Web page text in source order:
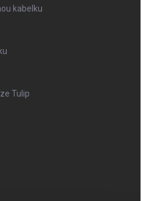
kabelku
Tulip